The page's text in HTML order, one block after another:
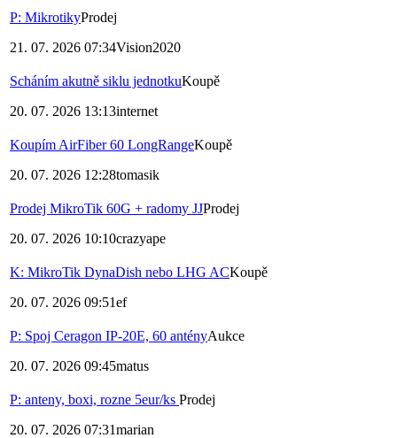
P: MikrotikyProdej
21. 07. 2026 07:34Vision2020
Scháním akutně siklu jednotkuKoupě
20. 07. 2026 13:13internet
Koupím AirFiber 60 LongRangeKoupě
20. 07. 2026 12:28tomasik
Prodej MikroTik 60G + radomy JJProdej
20. 07. 2026 10:10crazyape
K: MikroTik DynaDish nebo LHG ACKoupě
20. 07. 2026 09:51ef
P: Spoj Ceragon IP-20E, 60 antényAukce
20. 07. 2026 09:45matus
P: anteny, boxi, rozne 5eur/ks Prodej
20. 07. 2026 07:31marian